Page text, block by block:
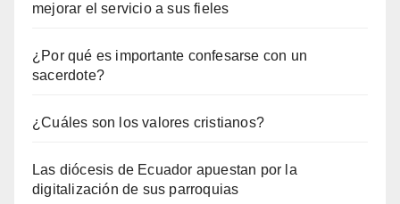
mejorar el servicio a sus fieles
¿Por qué es importante confesarse con un
sacerdote?
¿Cuáles son los valores cristianos?
Las diócesis de Ecuador apuestan por la
digitalización de sus parroquias